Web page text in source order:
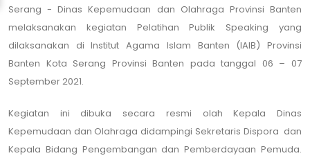
Serang - Dinas Kepemudaan dan Olahraga Provinsi Banten
melaksanakan kegiatan Pelatihan Publik Speaking yang
dilaksanakan di Institut Agama Islam Banten (IAIB) Provinsi
Banten Kota Serang Provinsi Banten pada tanggal 06 – 07
September 2021.
Kegiatan ini dibuka secara resmi olah Kepala Dinas
Kepemudaan dan Olahraga didampingi Sekretaris Dispora dan
Kepala Bidang Pengembangan dan Pemberdayaan Pemuda.